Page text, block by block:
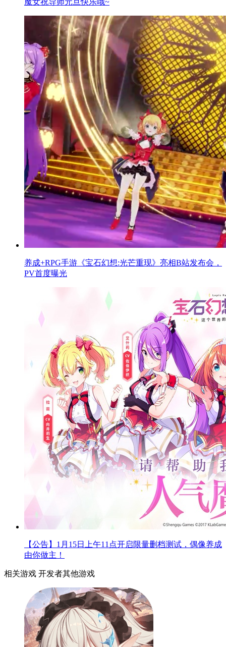
魔女祝导师元旦快乐哦~
养成+RPG手游《宝石幻想:光芒重现》亮相B站发布会，
PV首度曝光
【公告】1月15日上午11点开启限量删档测试，偶像养成
由你做主！
相关游戏 开发者其他游戏